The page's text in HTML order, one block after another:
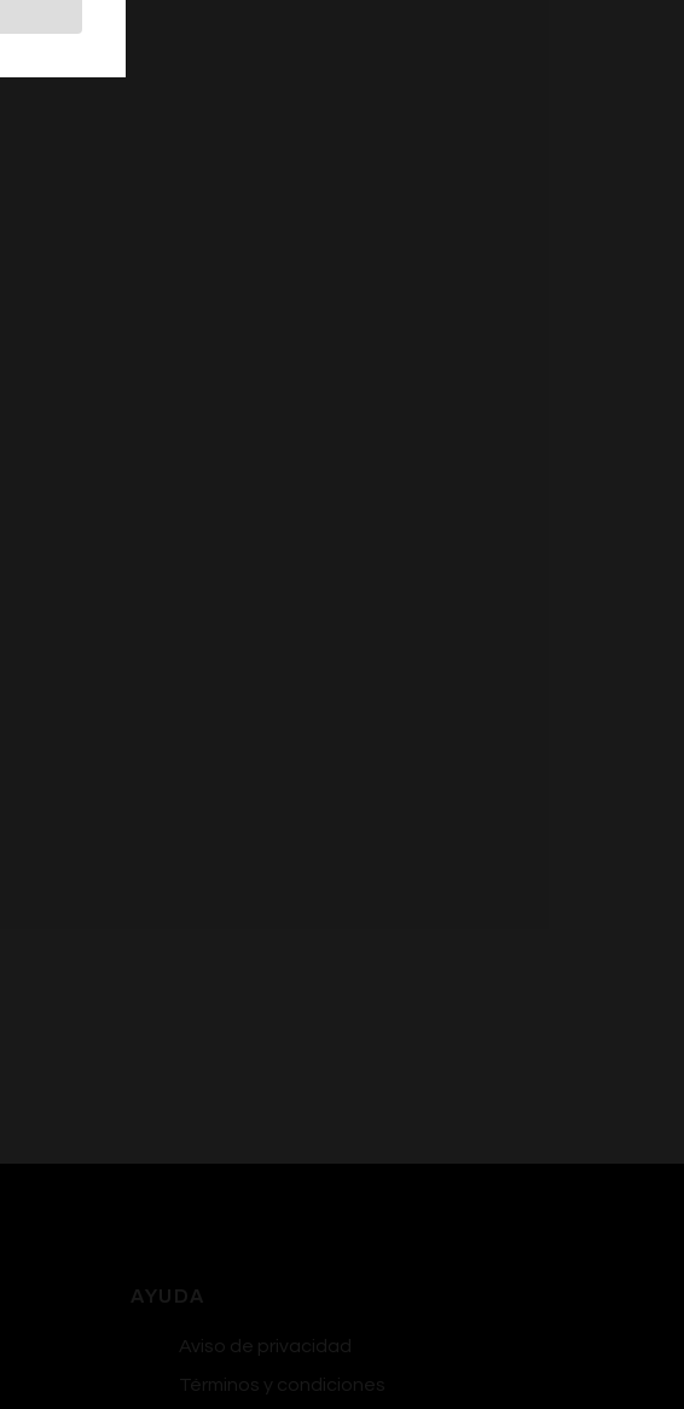
AYUDA
Aviso de privacidad
Términos y condiciones